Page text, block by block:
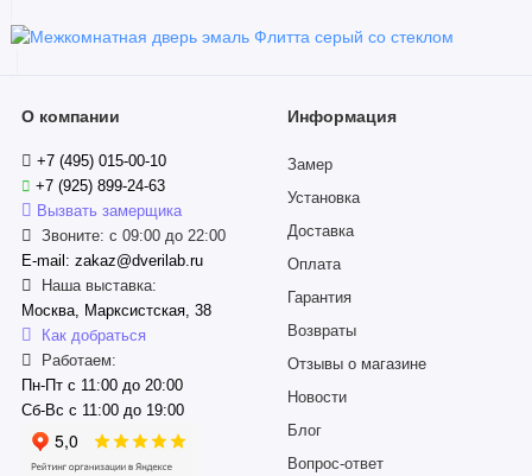
О компании
+7 (495) 015-00-10
+7 (925) 899-24-63
Вызвать замерщика
Звоните: с 09:00 до 22:00
E-mail: zakaz@dverilab.ru
Наша выставка:
Москва, Марксистская, 38
Как добраться
Работаем:
Пн-Пт с 11:00 до 20:00
Сб-Вс с 11:00 до 19:00
Информация
Замер
Установка
Доставка
Оплата
Гарантия
Возвраты
Отзывы о магазине
Новости
Блог
Вопрос-ответ